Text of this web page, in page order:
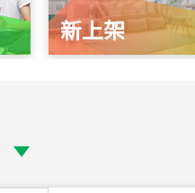
新上架